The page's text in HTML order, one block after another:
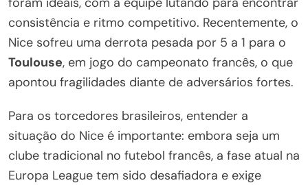
consistência e ritmo competitivo. Recentemente, o
Nice sofreu uma derrota pesada por 5 a 1 para o
Toulouse, em jogo do campeonato francês, o que
apontou fragilidades diante de adversários fortes.
Para os torcedores brasileiros, entender a
situação do Nice é importante: embora seja um
clube tradicional no futebol francês, a fase atual na
Europa League tem sido desafiadora e exige